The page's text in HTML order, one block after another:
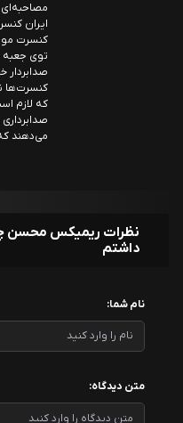
مصاحبه‌ای
ایران
کنسرت
توی
صدابردار
کنسرت‌ها
که لازم
می‌دهند
نظرات ریمیکس محسن
داشتم
نام شما:
متن دیدگاه: